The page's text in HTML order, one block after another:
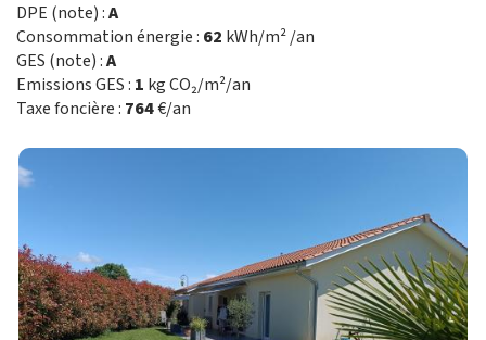
DPE (note) :A
Consommation énergie : 62 kWh/m² /an
GES (note) :A
Emissions GES : 1 kg CO₂/m²/an
Taxe foncière : 764€/an